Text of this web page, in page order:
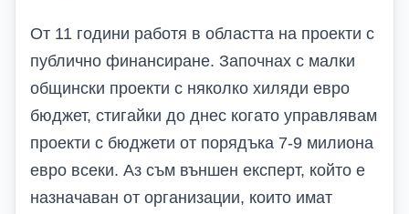
От 11 години работя в областта на проекти с
публично финансиране. Започнах с малки
общински проекти с няколко хиляди евро
бюджет, стигайки до днес когато управлявам
проекти с бюджети от порядъка 7-9 милиона
евро всеки. Аз съм външен експерт, който е
назначаван от организации, които имат